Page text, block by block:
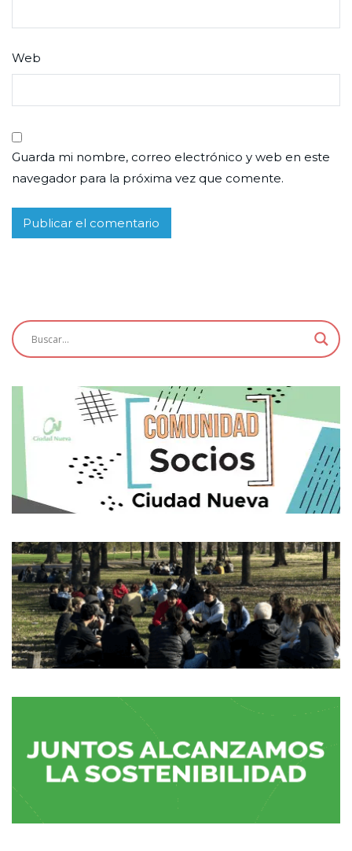
Web
Guarda mi nombre, correo electrónico y web en este
navegador para la próxima vez que comente.